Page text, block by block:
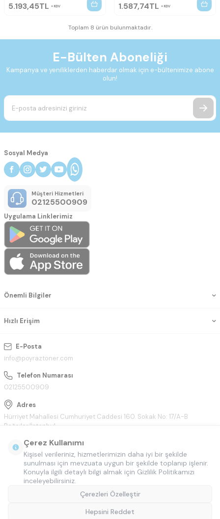
5.193,45TL KDV 1.587,74TL KDV
Toplam 8 ürün bulunmaktadır.
E-Bülten Aboneliği
Kampanya ve yeniliklerden haberdar olmak için e-bültenimize abone
olun!
E-Posta
info@poyraztoner.com
Telefon Numarası
02125500909
Adres
Hürriyet Mahallesi Cumhuriyet Caddesi 160. Sokak No: 17/A-B
Bağcılar/İstanbul
Önemli Bilgiler
Hızlı Erişim
Sosyal Medya
Müşteri Hizmetleri
02125500909
Uygulama Linklerimiz
Çerez Kullanımı
Kişisel verileriniz, hizmetlerimizin daha iyi bir şekilde
sunulması için mevzuata uygun bir şekilde toplanıp işlenir.
Konuyla ilgili detaylı bilgi almak için Gizlilik Politikamızı
inceleyebilirsiniz.
Çerezleri Özelleştir
Hepsini Reddet